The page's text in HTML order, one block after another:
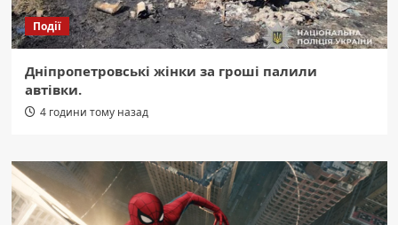
Події
Дніпропетровські жінки за гроші палили
автівки.
4 години тому назад